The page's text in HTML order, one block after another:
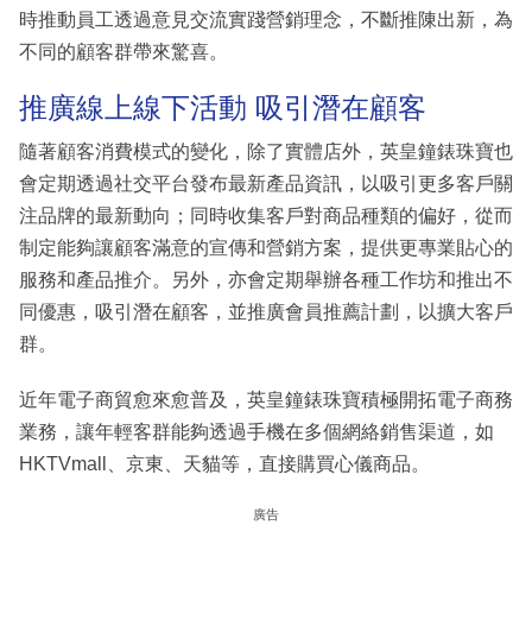
時推動員工透過意見交流實踐營銷理念，不斷推陳出新，為
不同的顧客群帶來驚喜。
推廣線上線下活動 吸引潛在顧客
隨著顧客消費模式的變化，除了實體店外，英皇鐘錶珠寶也
會定期透過社交平台發布最新產品資訊，以吸引更多客戶關
注品牌的最新動向；同時收集客戶對商品種類的偏好，從而
制定能夠讓顧客滿意的宣傳和營銷方案，提供更專業貼心的
服務和產品推介。另外，亦會定期舉辦各種工作坊和推出不
同優惠，吸引潛在顧客，並推廣會員推薦計劃，以擴大客戶
群。
近年電子商貿愈來愈普及，英皇鐘錶珠寶積極開拓電子商務
業務，讓年輕客群能夠透過手機在多個網絡銷售渠道，如
HKTVmall、京東、天貓等，直接購買心儀商品。
廣告